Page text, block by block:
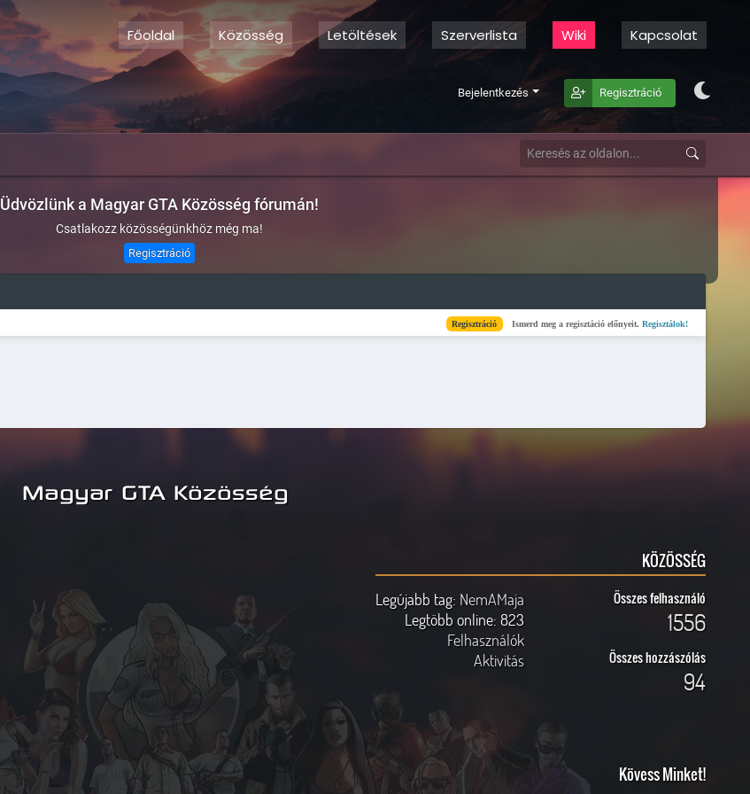
Főoldal Közösség Letöltések Szerverlista Wiki Kapcsolat
Bejelentkezés Regisztráció
Üdvözlünk a Magyar GTA Közösség fórumán!
Csatlakozz közösségünkhöz még ma!
Regisztráció
Regisztráció Ismerd meg a regisztáció előnyeit. Regisztálok! Kész
Magyar GTA Közösség
KÖZÖSSÉG
Legújabb tag: NemAMaja
Legtöbb online: 823
Felhasználók
Aktivitás
Összes felhasználó
1556
Összes hozzászólás
94
Kövess Minket!